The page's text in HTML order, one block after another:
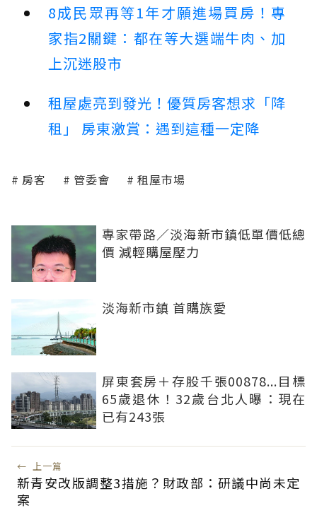
8成民眾再等1年才願進場買房！專
家指2關鍵：都在等大選端牛肉、加
上沉迷股市
租屋處亮到發光！優質房客想求「降
租」 房東激賞：遇到這種一定降
房客 管委會 租屋市場
專家帶路／淡海新市鎮低單價低總
價 減輕購屋壓力
淡海新市鎮 首購族愛
屏東套房＋存股千張00878...目標
65歲退休！32歲台北人曝：現在
已有243張
← 上一篇
新青安改版調整3措施？財政部：研議中尚未定
案